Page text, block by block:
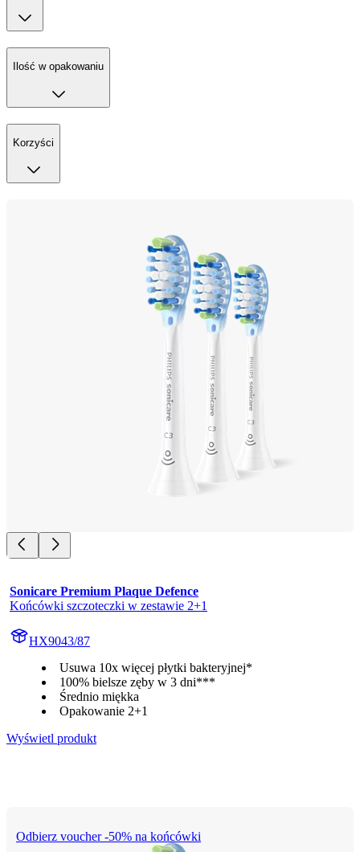
Ilość w opakowaniu
Korzyści
Sonicare Premium Plaque Defence
Końcówki szczoteczki w zestawie 2+1
HX9043/87
Usuwa 10x więcej płytki bakteryjnej*
100% bielsze zęby w 3 dni***
Średnio miękka
Opakowanie 2+1
Wyświetl produkt
Odbierz voucher -50% na końcówki